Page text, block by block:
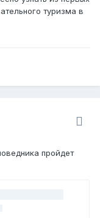
туризма в
пройдет